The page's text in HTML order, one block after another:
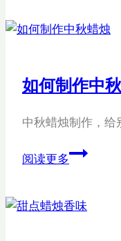
香
烛
如何制作中
中秋蜡烛制作，
阅读更多如
作